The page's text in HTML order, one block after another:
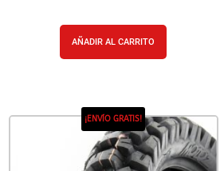
AÑADIR AL CARRITO
¡ENVÍO GRATIS!